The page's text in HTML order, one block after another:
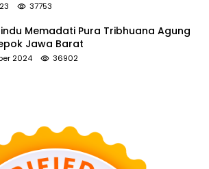
37753
Memadati Pura Tribhuana Agung
Jawa Barat
2024 36902